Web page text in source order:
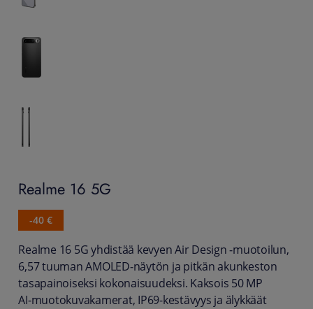
Realme 16 5G
-40 €
Realme 16 5G yhdistää kevyen Air Design ‑muotoilun,
6,57 tuuman AMOLED‑näytön ja pitkän akunkeston
tasapainoiseksi kokonaisuudeksi. Kaksois 50 MP
AI‑muotokuvakamerat, IP69‑kestävyys ja älykkäät